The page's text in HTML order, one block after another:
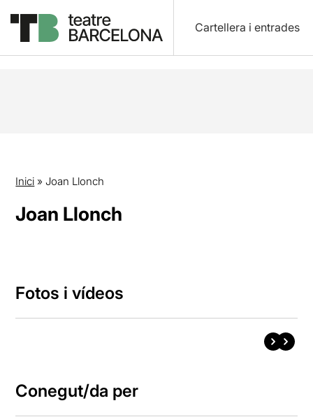
Cartellera i entrades
Inici » Joan Llonch
Joan Llonch
Fotos i vídeos
Conegut/da per